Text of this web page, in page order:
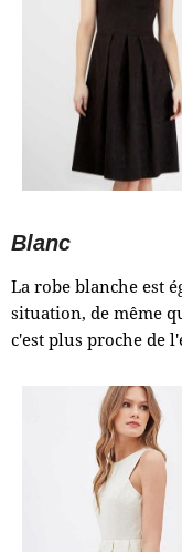
Blanc
La robe blanche est
situation, de même
c'est plus proche de